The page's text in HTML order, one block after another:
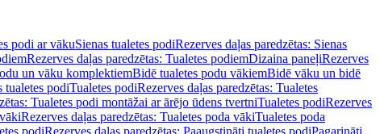
podi ar vākuSienas tualetes podiRezerves daļas paredzētas: Sienas
Rezerves daļas paredzētas: Tualetes podiemDizaina paneļiRezerves
un vāku komplektiemBidē tualetes podu vākiemBidē vāku un bidē
tualetes podiTualetes podiRezerves daļas paredzētas: Tualetes
Tualetes podi montāžai ar ārējo ūdens tvertniTualetes podiRezerves
Rezerves daļas paredzētas: Tualetes poda vākiTualetes poda
podiRezerves daļas paredzētas: Paaugstināti tualetes podiPagarināti